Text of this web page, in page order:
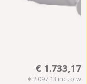
€ 1.733,17
€ 2.097,13 incl. btw